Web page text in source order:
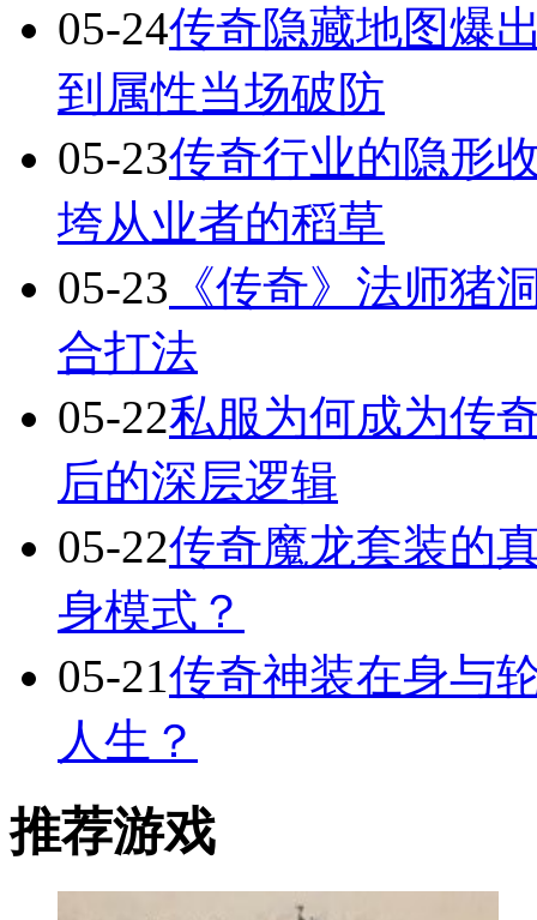
05-24传奇隐藏地图爆
到属性当场破防
05-23传奇行业的隐形
垮从业者的稻草
05-23 《传奇》法师猪
合打法
05-22私服为何成为传
后的深层逻辑
05-22传奇魔龙套装的
身模式？
05-21传奇神装在身与
人生？
推荐游戏